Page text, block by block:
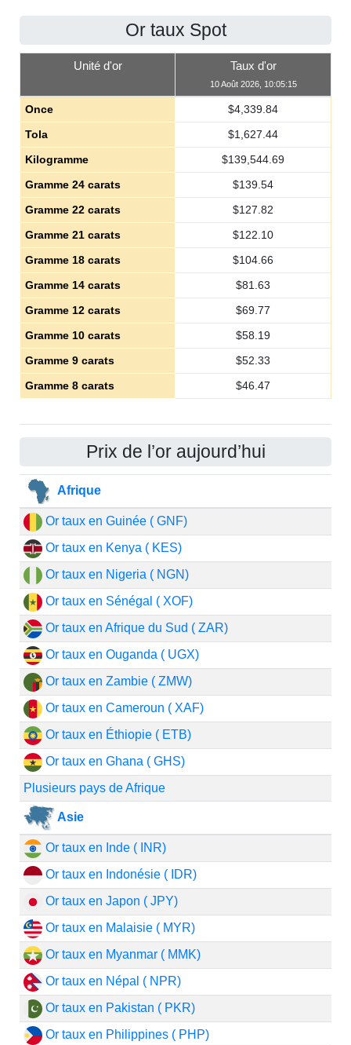
Or taux Spot
Unité d'or Taux d'or
10 Août 2026, 10:05:15
Once $4,339.84
Tola
$1,627.44
Kilogramme
$139,544.69
Gramme 24 carats
$139.54
Gramme 22 carats
$127.82
Gramme 21 carats
$122.10
Gramme 18 carats
$104.66
Gramme 14 carats
$81.63
Gramme 12 carats
$69.77
Gramme 10 carats
$58.19
Gramme 9 carats
$52.33
Gramme 8 carats
$46.47
Prix de l’or aujourd’hui
Afrique
Or taux en Guinée ( GNF)
Or taux en Kenya ( KES)
Or taux en Nigeria ( NGN)
Or taux en Sénégal ( XOF)
Or taux en Afrique du Sud ( ZAR)
Or taux en Ouganda ( UGX)
Or taux en Zambie ( ZMW)
Or taux en Cameroun ( XAF)
Or taux en Éthiopie ( ETB)
Or taux en Ghana ( GHS)
Plusieurs pays de Afrique
Asie
Or taux en Inde ( INR)
Or taux en Indonésie ( IDR)
Or taux en Japon ( JPY)
Or taux en Malaisie ( MYR)
Or taux en Myanmar ( MMK)
Or taux en Népal ( NPR)
Or taux en Pakistan ( PKR)
Or taux en Philippines ( PHP)